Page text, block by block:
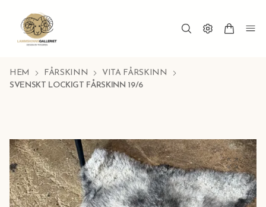
HEM FÅRSKINN
VITA FÅRSKINN
SVENSKT LOCKIGT FÅRSKINN 19/6